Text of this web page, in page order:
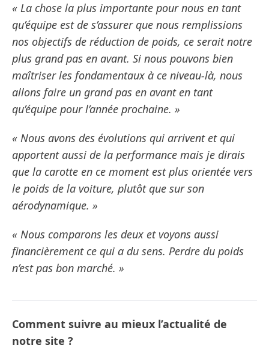
« La chose la plus importante pour nous en tant
qu’équipe est de s’assurer que nous remplissions
nos objectifs de réduction de poids, ce serait notre
plus grand pas en avant. Si nous pouvons bien
maîtriser les fondamentaux à ce niveau-là, nous
allons faire un grand pas en avant en tant
qu’équipe pour l’année prochaine. »
« Nous avons des évolutions qui arrivent et qui
apportent aussi de la performance mais je dirais
que la carotte en ce moment est plus orientée vers
le poids de la voiture, plutôt que sur son
aérodynamique. »
« Nous comparons les deux et voyons aussi
financièrement ce qui a du sens. Perdre du poids
n’est pas bon marché. »
Comment suivre au mieux l’actualité de
notre site ?